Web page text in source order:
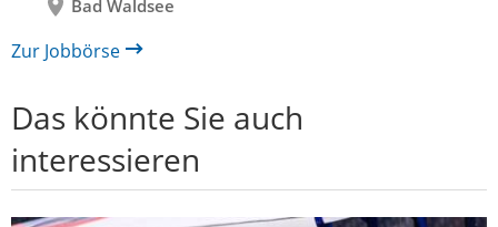
Bad Waldsee
Zur Jobbörse
Das könnte Sie auch
interessieren